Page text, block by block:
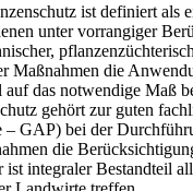
ist definiert als
unter vorrangiger
Maßnahmen die
auf das notwendige Maß
gehört zur guten
– GAP) bei der
die
ist integraler Bestandteil